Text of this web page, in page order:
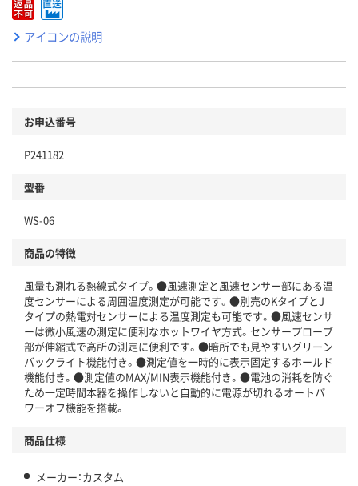
アイコンの説明
お申込番号
P241182
型番
WS-06
商品の特徴
風量も測れる熱線式タイプ。●風速測定と風速センサー部にある温
度センサーによる周囲温度測定が可能です。●別売のKタイプとJ
タイプの熱電対センサーによる温度測定も可能です。●風速センサ
ーは微小風速の測定に便利なホットワイヤ方式。センサープローブ
部が伸縮式で高所の測定に便利です。●暗所でも見やすいグリーン
バックライト機能付き。●測定値を一時的に表示固定するホールド
機能付き。●測定値のMAX/MIN表示機能付き。●電池の消耗を防ぐ
ため一定時間本器を操作しないと自動的に電源が切れるオートパ
ワーオフ機能を搭載。
商品仕様
メーカー：カスタム